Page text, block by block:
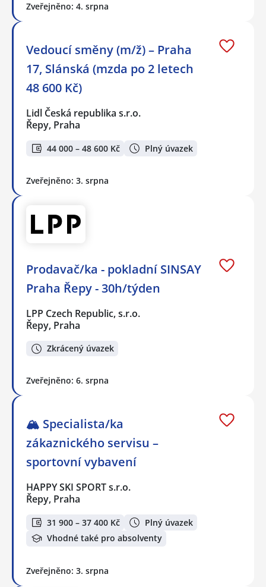
Zveřejněno: 4. srpna
Vedoucí směny (m/ž) – Praha
17, Slánská (mzda po 2 letech
48 600 Kč)
Lidl Česká republika s.r.o.
Řepy, Praha
44 000 – 48 600 Kč Plný úvazek
Zveřejněno: 3. srpna
Prodavač/ka - pokladní SINSAY
Praha Řepy - 30h/týden
LPP Czech Republic, s.r.o.
Řepy, Praha
Zkrácený úvazek
Zveřejněno: 6. srpna
🏔️ Specialista/ka
zákaznického servisu –
sportovní vybavení
HAPPY SKI SPORT s.r.o.
Řepy, Praha
31 900 – 37 400 Kč
Plný úvazek
Vhodné také pro absolventy
Zveřejněno: 3. srpna